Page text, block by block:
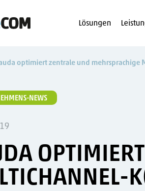
Lösungen
optimiert zentrale und
NEWS